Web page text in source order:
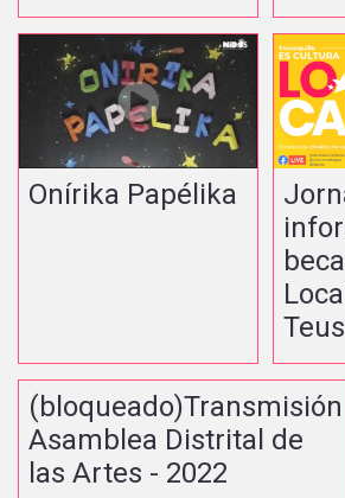
Onírika Papélika
(bloqueado)Transmisión
Asamblea Distrital de
las Artes - 2022